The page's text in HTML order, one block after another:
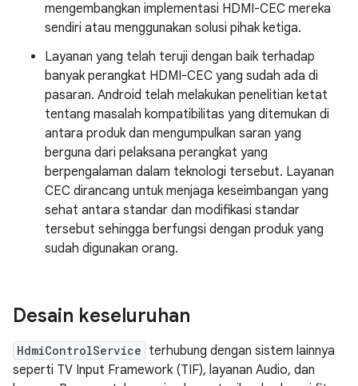
mengembangkan implementasi HDMI-CEC mereka
sendiri atau menggunakan solusi pihak ketiga.
Layanan yang telah teruji dengan baik terhadap
banyak perangkat HDMI-CEC yang sudah ada di
pasaran. Android telah melakukan penelitian ketat
tentang masalah kompatibilitas yang ditemukan di
antara produk dan mengumpulkan saran yang
berguna dari pelaksana perangkat yang
berpengalaman dalam teknologi tersebut. Layanan
CEC dirancang untuk menjaga keseimbangan yang
sehat antara standar dan modifikasi standar
tersebut sehingga berfungsi dengan produk yang
sudah digunakan orang.
Desain keseluruhan
HdmiControlService terhubung dengan sistem lainnya
seperti TV Input Framework (TIF), layanan Audio, dan